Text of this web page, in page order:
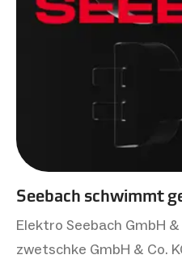
Seebach schwimmt
Elektro Seebach GmbH &
zwetschke GmbH & Co.